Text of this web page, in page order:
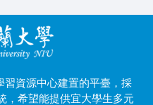
資源中心建置的平臺，採
，希望能提供宜大學生多元